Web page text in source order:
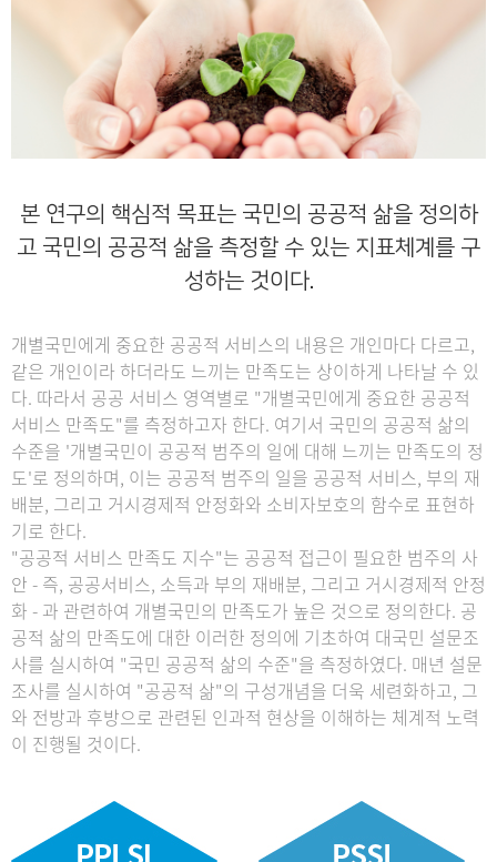
본 연구의 핵심적 목표는 국민의 공공적 삶을 정의하
고 국민의 공공적 삶을 측정할 수 있는 지표체계를 구
성하는 것이다.
개별국민에게 중요한 공공적 서비스의 내용은 개인마다 다르고,
같은 개인이라 하더라도 느끼는 만족도는 상이하게 나타날 수 있
다. 따라서 공공 서비스 영역별로 "개별국민에게 중요한 공공적
서비스 만족도"를 측정하고자 한다. 여기서 국민의 공공적 삶의
수준을 '개별국민이 공공적 범주의 일에 대해 느끼는 만족도의 정
도'로 정의하며, 이는 공공적 범주의 일을 공공적 서비스, 부의 재
배분, 그리고 거시경제적 안정화와 소비자보호의 함수로 표현하
기로 한다.
"공공적 서비스 만족도 지수"는 공공적 접근이 필요한 범주의 사
안 - 즉, 공공서비스, 소득과 부의 재배분, 그리고 거시경제적 안정
화 - 과 관련하여 개별국민의 만족도가 높은 것으로 정의한다. 공
공적 삶의 만족도에 대한 이러한 정의에 기초하여 대국민 설문조
사를 실시하여 "국민 공공적 삶의 수준"을 측정하였다. 매년 설문
조사를 실시하여 "공공적 삶"의 구성개념을 더욱 세련화하고, 그
와 전방과 후방으로 관련된 인과적 현상을 이해하는 체계적 노력
이 진행될 것이다.